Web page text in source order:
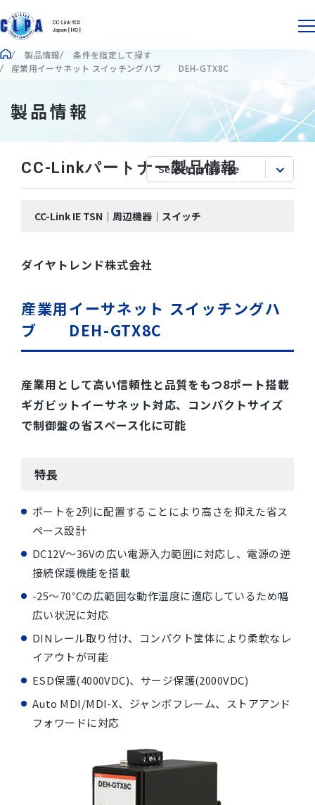
製品情報
条件を指定して探す
産業用イーサネット スイッチングハブ DEH-GTX8C
製品情報
CC-Linkパートナー製品情報
CC-Link IE TSN｜周辺機器｜スイッチ
ダイヤトレンド株式会社
産業用イーサネット スイッチングハ
ブ DEH-GTX8C
産業用として高い信頼性と品質をもつ8ポート搭載
ギガビットイーサネット対応、コンパクトサイズ
で制御盤の省スペース化に可能
特長
ポートを2列に配置することにより高さを抑えた省ス
ペース設計
DC12V～36Vの広い電源入力範囲に対応し、電源の逆
接続保護機能を搭載
-25～70℃の広範囲な動作温度に適応しているため幅
広い状況に対応
DINレール取り付け、コンパクト筐体により柔軟なレ
イアウトが可能
ESD保護(4000VDC)、サージ保護(2000VDC)
Auto MDI/MDI-X、ジャンボフレーム、ストアアンド
フォワードに対応